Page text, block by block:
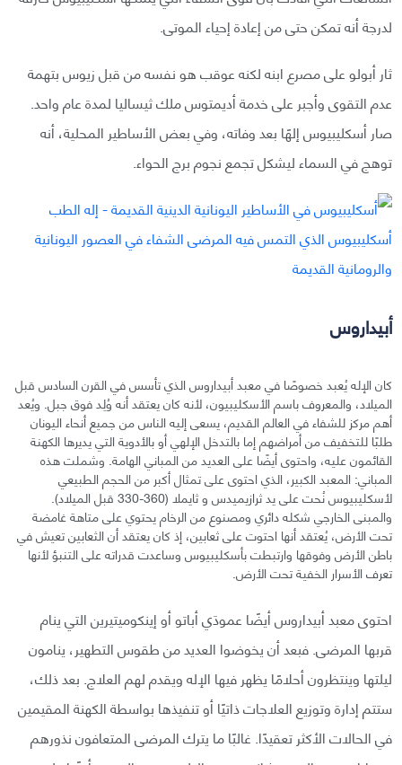
لدرجة أنه تمكن حتى من إعادة إحياء الموتى.
ثار أبولو على مصرع ابنه لكنه عوقب هو نفسه من قبل زيوس بتهمة
عدم التقوى وأجبر على خدمة أديمتوس ملك ثيساليا لمدة عام واحد.
صار أسكليبيوس إلهًا بعد وفاته، وفي بعض الأساطير المحلية، أنه
توهج في السماء ليشكل تجمع نجوم برج الحواء.
أبيداروس
كان الإله يُعبد خصوصًا في معبد أبيداروس الذي تأسس في القرن السادس قبل
الميلاد، والمعروف باسم الأسكليبيون، لأنه كان يعتقد أنه وُلِد فوق جبل. ويُعد
أهم مركز للشفاء في العالم القديم، يسعى إليه الناس من جميع أنحاء اليونان
طلبًا للتخفيف من أمراضهم إما بالتدخل الإلهي أو بالأدوية التي يديرها الكهنة
القائمون عليه، واحتوى أيضًا على العديد من المباني الهامة. وشملت هذه
المباني: المعبد الكبير، الذي احتوى على تمثال أكبر من الحجم الطبيعي
لأسكليبيوس نُحت على يد ثرازيميدس و ثايملا (360-330 قبل الميلاد).
والمبنى الخارجي شكله دائري ومصنوع من الرخام يحتوي على متاهة غامضة
تحت الأرض، يُعتقد أنها احتوت على ثعابين، إذ كان يعتقد أن الثعابين تعيش في
باطن الأرض وفوقها وارتبطت بأسكليبيوس وساعدت قدراته على التنبؤ لأنها
تعرف الأسرار الخفية تحت الأرض.
احتوى معبد أبيداروس أيضًا عمودَي أباتو أو إينكوميتيرين التي ينام
قربها المرضى. فبعد أن يخوضوا العديد من طقوس التطهير، ينامون
ليلتها وينتظرون أحلامًا يظهر فيها الإله ويقدم لهم العلاج. بعد ذلك،
ستتم إدارة وتوزيع العلاجات ذاتيًا أو تنفيذها بواسطة الكهنة المقيمين
في الحالات الأكثر تعقيدًا. غالبًا ما يترك المرضى المتعافون نذورهم